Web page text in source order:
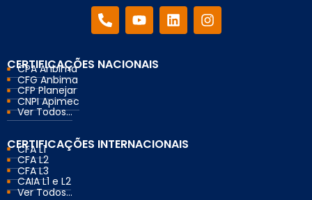
CERTIFICAÇÕES NACIONAIS
CPA Anbima
CFG Anbima
CFP Planejar
CNPI Apimec
Ver Todos...
CERTIFICAÇÕES INTERNACIONAIS
CFA L1
CFA L2
CFA L3
CAIA L1 e L2
Ver Todos...